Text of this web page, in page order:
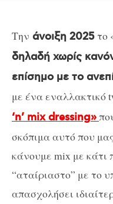
Την άνοιξη 2025το
δηλαδή χωρίς
επίσημο με το
με ένα εναλλακτικό
‘n’ mix dressing»
σκόπιμα αυτό που
κάνουμε mix με κάτι
“αταίριαστο” με το
απασχολήσει